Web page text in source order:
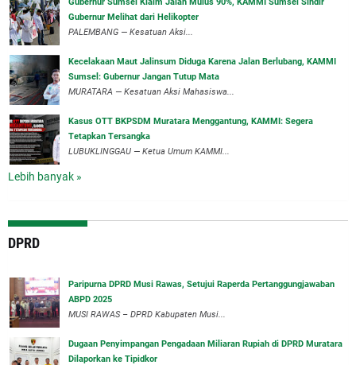
Gubernur Melihat dari Helikopter
‎PALEMBANG — Kesatuan Aksi...
‎Kecelakaan Maut Jalinsum Diduga Karena Jalan Berlubang, KAMMI
Sumsel: Gubernur Jangan Tutup Mata
‎MURATARA — Kesatuan Aksi Mahasiswa...
‎Kasus OTT BKPSDM Muratara Menggantung, KAMMI: Segera
Tetapkan Tersangka
‎LUBUKLINGGAU — Ketua Umum KAMMI...
Lebih banyak »
DPRD
Paripurna DPRD Musi Rawas, Setujui Raperda Pertanggungjawaban
ABPD 2025
MUSI RAWAS – DPRD Kabupaten Musi...
‎Dugaan Penyimpangan Pengadaan Miliaran Rupiah di DPRD Muratara
Dilaporkan ke Tipidkor